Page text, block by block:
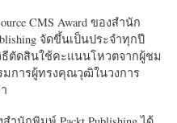
CMS Award ของสำนัก
จัดขึ้นเป็นประจำทุกปี
ธีตัดสินใช้คะแนนโหวตจากผู้ชม
มการผู้ทรงคุณวุฒิในวงการ